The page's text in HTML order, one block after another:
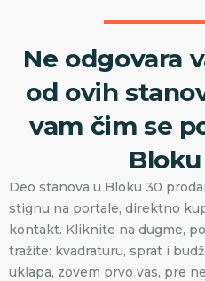
Ne odgovara
od ovih
vam čim se
Deo stanova u Bloku 30
stignu na portale, direktno
kontakt. Kliknite na dugme,
tražite: kvadraturu, sprat i
uklapa, zovem prvo vas, pre